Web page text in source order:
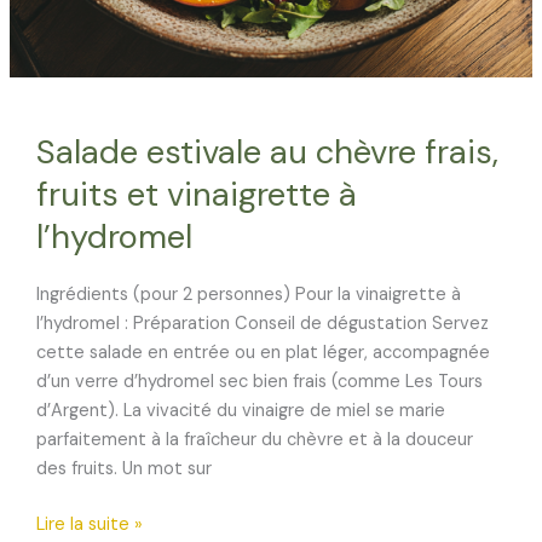
Salade estivale au chèvre frais,
fruits et vinaigrette à
l’hydromel
Ingrédients (pour 2 personnes) Pour la vinaigrette à
l’hydromel : Préparation Conseil de dégustation Servez
cette salade en entrée ou en plat léger, accompagnée
d’un verre d’hydromel sec bien frais (comme Les Tours
d’Argent). La vivacité du vinaigre de miel se marie
parfaitement à la fraîcheur du chèvre et à la douceur
des fruits. Un mot sur
Salade
Lire la suite »